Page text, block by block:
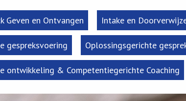
Geven en Ontvangen Intake en
gespreksvoering Oplossingsgerichte
ontwikkeling & Competentiegerichte Coaching